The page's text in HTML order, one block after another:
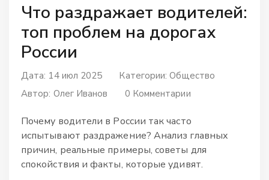
Что раздражает водителей:
топ проблем на дорогах
России
Дата: 14 июл 2025 Категории:Общество
Автор: Олег Иванов 0 Комментарии
Почему водители в России так часто
испытывают раздражение? Анализ главных
причин, реальные примеры, советы для
спокойствия и факты, которые удивят.